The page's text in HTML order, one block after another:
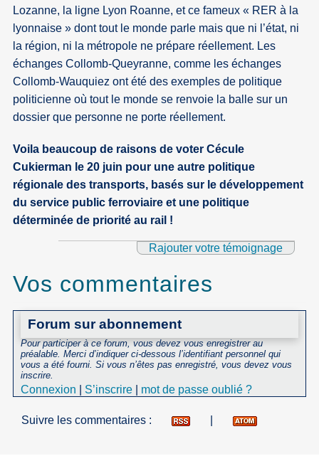
Lozanne, la ligne Lyon Roanne, et ce fameux « RER à la
lyonnaise » dont tout le monde parle mais que ni l’état, ni
la région, ni la métropole ne prépare réellement. Les
échanges Collomb-Queyranne, comme les échanges
Collomb-Wauquiez ont été des exemples de politique
politicienne où tout le monde se renvoie la balle sur un
dossier que personne ne porte réellement.
Voila beaucoup de raisons de voter Cécule
Cukierman le 20 juin pour une autre politique
régionale des transports, basés sur le développement
du service public ferroviaire et une politique
déterminée de priorité au rail !
Rajouter votre témoignage
Vos commentaires
Forum sur abonnement
Pour participer à ce forum, vous devez vous enregistrer au
préalable. Merci d’indiquer ci-dessous l’identifiant personnel qui
vous a été fourni. Si vous n’êtes pas enregistré, vous devez vous
inscrire.
Connexion S’inscrire mot de passe oublié ?
Suivre les commentaires :